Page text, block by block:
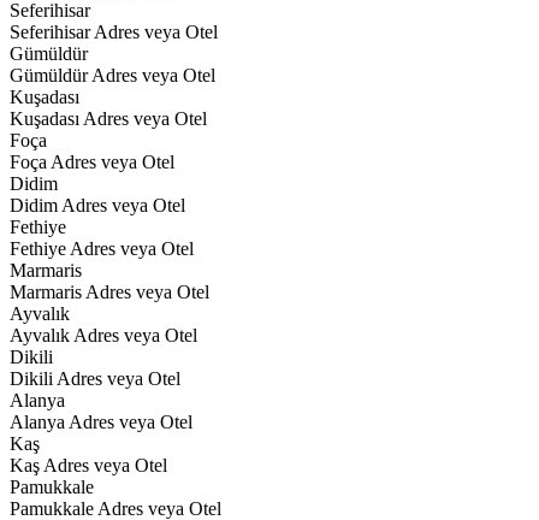
Seferihisar
Seferihisar Adres veya Otel
Gümüldür
Gümüldür Adres veya Otel
Kuşadası
Kuşadası Adres veya Otel
Foça
Foça Adres veya Otel
Didim
Didim Adres veya Otel
Fethiye
Fethiye Adres veya Otel
Marmaris
Marmaris Adres veya Otel
Ayvalık
Ayvalık Adres veya Otel
Dikili
Dikili Adres veya Otel
Alanya
Alanya Adres veya Otel
Kaş
Kaş Adres veya Otel
Pamukkale
Pamukkale Adres veya Otel